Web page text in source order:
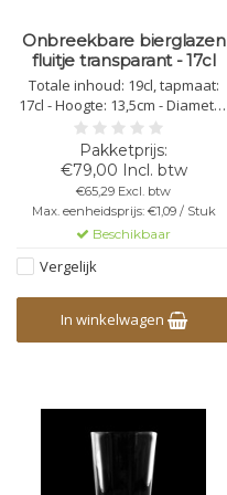
Onbreekbare bierglazen
fluitje transparant - 17cl
Totale inhoud: 19cl, tapmaat:
17cl - Hoogte: 13,5cm - Diameter
bovenkant: 5,5cm - Diameter
onderkant: 4,2cm - Kleur:
transparant - Kunststof
Polycarbonaat - Niet stapelbaar
- Herbruikbaar -
Vaatwasbestendig -
Bedrukbaar - Onbreekbaar
€79,00 Incl. btw
€65,29 Excl. btw
Max. eenheidsprijs: €1,09 / Stuk
Beschikbaar
Vergelijk
In winkelwagen